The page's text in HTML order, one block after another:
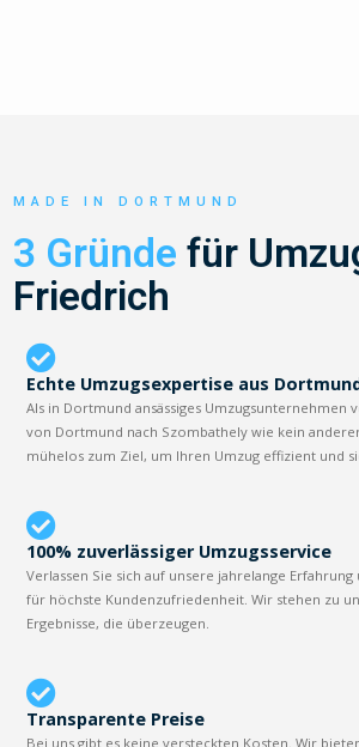
MADE IN DORTMUND
3 Gründe für
Friedrich
Echte Umzugsexpertise aus
Als in Dortmund ansässiges Umzugsunternehmen
von Dortmund nach Szombathely wie kein
mühelos zum Ziel, um Ihren Umzug effizient und
100% zuverlässiger Umzugsservice
Verlassen Sie sich auf unsere jahrelange
für höchste Kundenzufriedenheit. Wir stehen zu
Ergebnisse, die überzeugen.
Transparente Preise
Bei uns gibt es keine versteckten Kosten. Wir